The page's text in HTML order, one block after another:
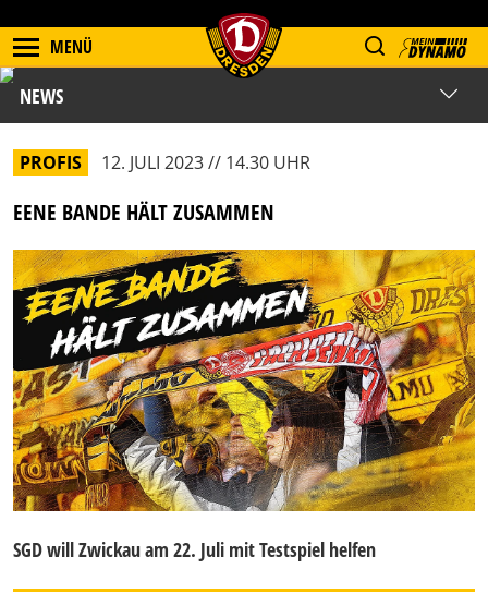
MENÜ
NEWS
PROFIS 12. JULI 2023 // 14.30 UHR
EENE BANDE HÄLT ZUSAMMEN
SGD will Zwickau am 22. Juli mit Testspiel helfen